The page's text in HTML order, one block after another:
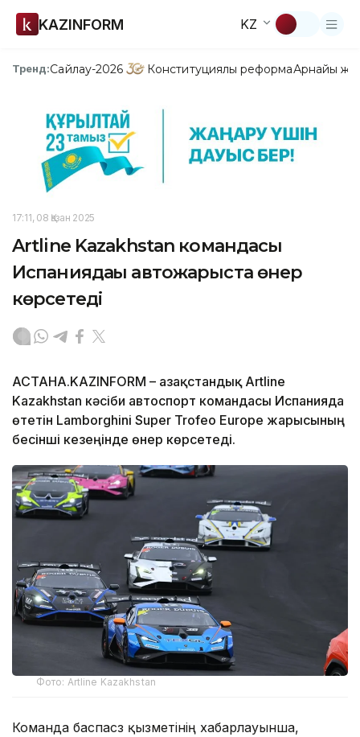
KAZINFORM KZ
Тренд:Сайлау-2026 Конституциялық реформаАрнайы
17:11, 08 Қазан 2025
Artline Kazakhstan командасы
Испаниядағы автожарыста өнер
көрсетеді
АСТАНА.KAZINFORM – Қазақстандық Artline
Kazakhstan кәсіби автоспорт командасы Испанияда
өтетін Lamborghini Super Trofeo Europe жарысының
бесінші кезеңінде өнер көрсетеді.
Фото: Artline Kazakhstan
Команда баспасөз қызметінің хабарлауынша,